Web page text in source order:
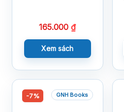
165.000₫
Xem sách
-7% GNH Books